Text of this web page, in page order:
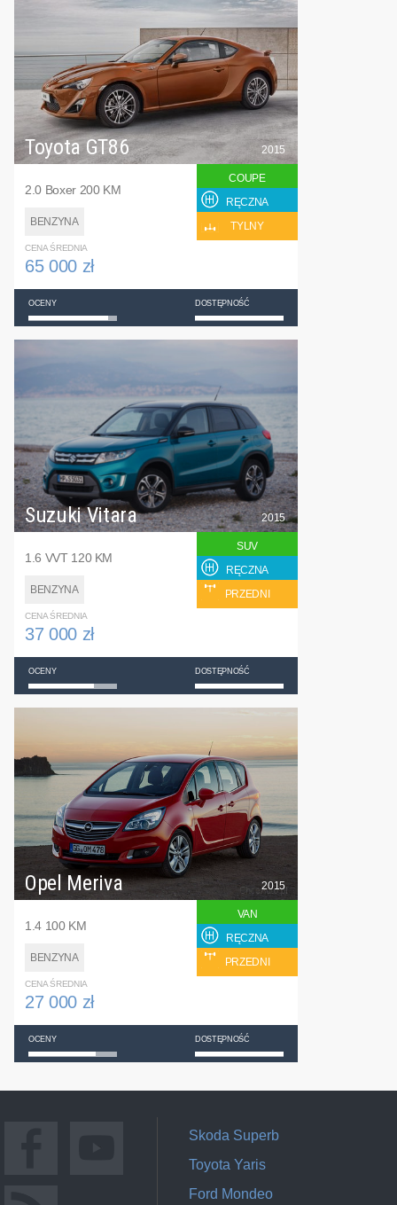
Toyota GT86
2.0 Boxer 200 KM
BENZYNA
2015
COUPE
RĘCZNA
TYLNY
CENA ŚREDNIA
65 000 zł
OCENY DOSTĘPNOŚĆ
Suzuki Vitara
1.6 VVT 120 KM
BENZYNA
2015
SUV
RĘCZNA
PRZEDNI
CENA ŚREDNIA
37 000 zł
OCENY DOSTĘPNOŚĆ
Opel Meriva
1.4 100 KM
BENZYNA
2015
VAN
RĘCZNA
PRZEDNI
CENA ŚREDNIA
27 000 zł
OCENY DOSTĘPNOŚĆ
Skoda Superb
Toyota Yaris
Ford Mondeo